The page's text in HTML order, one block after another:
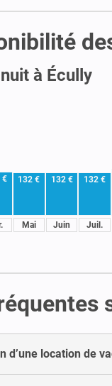
à Écully
€ 132 €
Mai
132 €
Juin
132 €
Juil.
d’une location de